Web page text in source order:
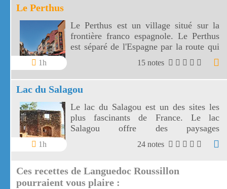
Le Perthus
1h
Le Perthus est un village situé sur la
frontière franco espagnole. Le Perthus
est séparé de l'Espagne par la route qui
15 notes
Lac du Salagou
1h
Le lac du Salagou est un des sites les
plus fascinants de France. Le lac
Salagou offre des paysages
24 notes
Ces recettes de Languedoc Roussillon
pourraient vous plaire :